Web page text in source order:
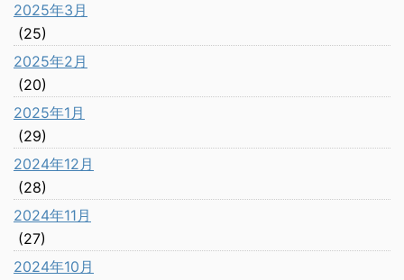
2025年3月
(25)
2025年2月
(20)
2025年1月
(29)
2024年12月
(28)
2024年11月
(27)
2024年10月